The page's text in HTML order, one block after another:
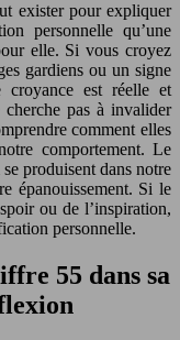
exister pour expliquer
personnelle qu’une
elle. Si vous croyez
gardiens ou un signe
croyance est réelle et
pas à invalider
comment elles
comportement. Le
produisent dans notre
épanouissement. Si le
ou de l’inspiration,
personnelle.
55 dans sa